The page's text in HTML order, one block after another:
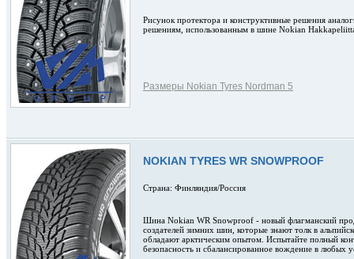
Рисунок протектора и конструктивные решения
решениям, использованным в шине Nokian
Размеры Nokian Tyres Nordman 5
NOKIAN TYRES WR SNOWPROOF
Страна: Финляндия/Россия
Шина Nokian WR Snowproof - новый флагманский
создателей зимних шин, которые знают толк в
обладают арктическим опытом. Испытайте полный
безопасность и сбалансированное вождение в любых